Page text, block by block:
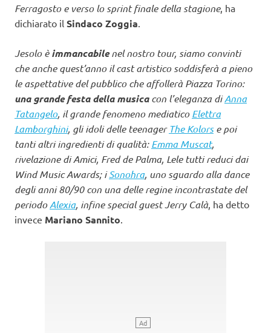
Ferragosto e verso lo sprint finale della stagione, ha
dichiarato il Sindaco Zoggia
Jesolo èimmancabilenel nostro tour, siamo convinti
che anche quest’anno il cast artistico soddisferà a pieno
le aspettative del pubblico che affollerà Piazza Torino:
una grande festa della musicacon l’eleganza diAnna
Tatangelo, il grande fenomeno mediaticoElettra
Lamborghini, gli idoli delle teenagerThe Kolorse poi
tanti altri ingredienti di qualità:Emma Muscat,
rivelazione di Amici, Fred de Palma, Lele tutti reduci dai
Wind Music Awards; iSonohra, uno sguardo alla dance
degli anni 80/90 con una delle regine incontrastate del
periodoAlexia, infine special guest Jerry Calà, ha detto
invece Mariano Sannito